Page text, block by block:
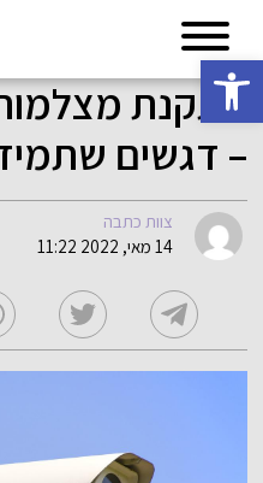
פתח סרגל נגישות
התקנת
– דגשים
צוות כתבה
14 מאי, 2022 11:22